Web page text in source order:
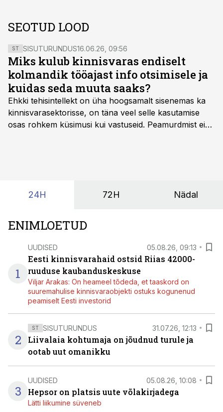
SEOTUD LOOD
ST SISUTURUNDUS16.06.26, 09:56
Miks kulub kinnisvaras endiselt
kolmandik tööajast info otsimisele ja
kuidas seda muuta saaks?
Ehkki tehisintellekt on üha hoogsamalt sisenemas ka
kinnisvarasektorisse, on täna veel selle kasutamise
osas rohkem küsimusi kui vastuseid. Peamurdmist ei
24H 72H Nädal
ENIMLOETUD
1
UUDISED 05.08.26, 09:13
Eesti kinnisvarahaid ostsid Riias 42000-
ruuduse kaubanduskeskuse
Viljar Arakas: On heameel tõdeda, et taaskord on
suuremahulise kinnisvaraobjekti ostuks kogunenud
peamiselt Eesti investorid
2
ST SISUTURUNDUS 31.07.26, 12:13
Liivalaia kohtumaja on jõudnud turule ja
ootab uut omanikku
3
UUDISED 05.08.26, 10:08
Hepsor on platsis uute võlakirjadega
Lätti liikumine süveneb